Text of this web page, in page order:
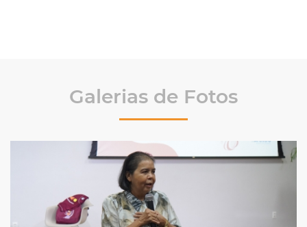
Galerias de Fotos